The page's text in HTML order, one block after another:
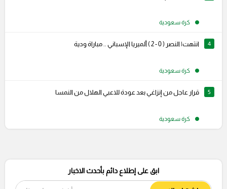
كرة سعودية
4 انتهت| النصر ( 0 - 2 ) ألميريا الإسباني .. مباراة ودية
كرة سعودية
5 قرار عاجل من إنزاغي بعد عودة للاعبي الهلال من النمسا
كرة سعودية
ابق على إطلاع دائم بأحدث الاخبار